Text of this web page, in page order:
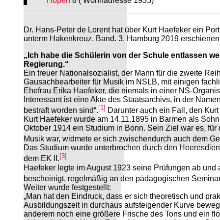
Dr. Hans-Peter de Lorent hat über Kurt Haefeker ein
unterm Hakenkreuz. Band. 3. Hamburg 2019
„Ich habe die Schülerin von der Schule entlassen
Regierung.“
Ein treuer Nationalsozialist, der Mann für die zweite
Gausachbearbeiter für Musik im NSLB, mit einigen
Ehefrau Erika Haefeker, die niemals in einer NS-
Interessant ist eine Akte des Staatsarchivs, in der
bestraft worden sind“.[1] Darunter auch ein Fall, den
Kurt Haefeker wurde am 14.11.1895 in Barmen als
Oktober 1914 ein Studium in Bonn. Sein Ziel war es,
Musik war, widmete er sich zwischendurch auch dem
Das Studium wurde unterbrochen durch den
dem EK II. [3]
Haefeker legte im August 1923 seine Prüfungen ab
bescheinigt, regelmäßig an den pädagogischen
Weiter wurde festgestellt:
„Man hat den Eindruck, dass er sich theoretisch und
Ausbildungszeit in durchaus aufsteigender Kurve
anderem noch eine größere Frische des Tons und ein